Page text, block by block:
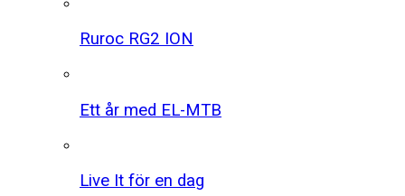
Ruroc RG2 ION
Ett år med EL-MTB
Live It för en dag